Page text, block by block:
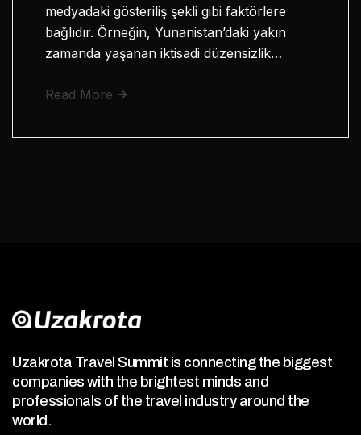
medyadaki gösteriliş şekli gibi faktörlere
bağlıdır. Örneğin, Yunanistan’daki yakın
zamanda yaşanan iktisadi düzensizlik…
Read More
Uzakrota Travel Summit is connecting the biggest
companies with the brightest minds and
professionals of the travel industry around the
world.